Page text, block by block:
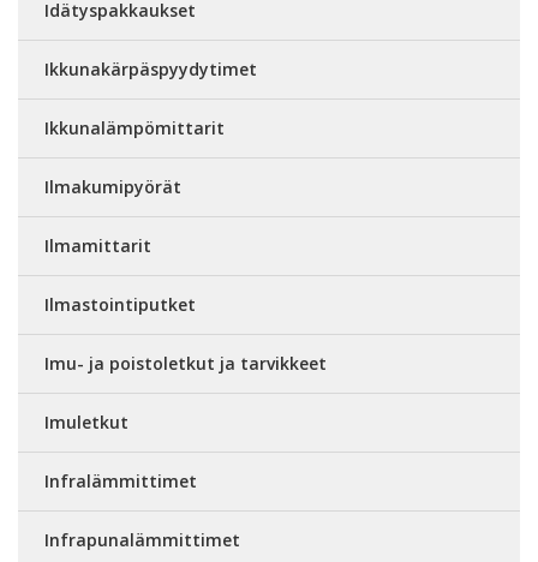
Idätyspakkaukset
Ikkunakärpäspyydytimet
Ikkunalämpömittarit
Ilmakumipyörät
Ilmamittarit
Ilmastointiputket
Imu- ja poistoletkut ja tarvikkeet
Imuletkut
Infralämmittimet
Infrapunalämmittimet